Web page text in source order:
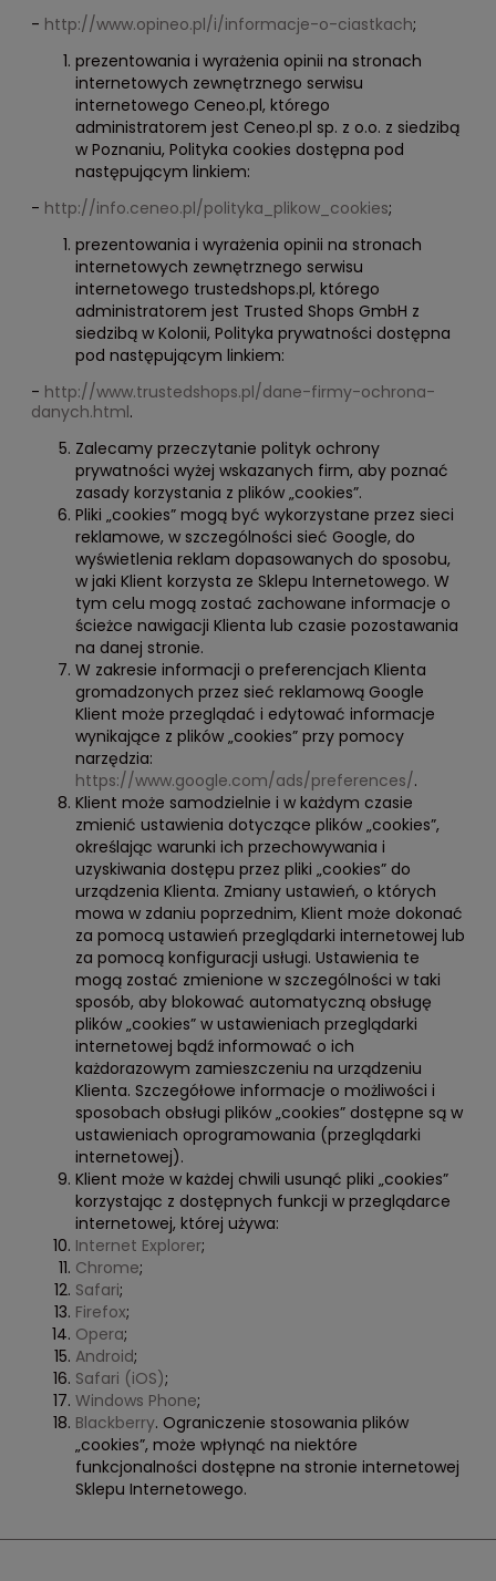
- http://www.opineo.pl/i/informacje-o-ciastkach;
prezentowania i wyrażenia opinii na stronach
internetowych zewnętrznego serwisu
internetowego Ceneo.pl, którego
administratorem jest Ceneo.pl sp. z o.o. z siedzibą
w Poznaniu, Polityka cookies dostępna pod
następującym linkiem:
- http://info.ceneo.pl/polityka_plikow_cookies;
prezentowania i wyrażenia opinii na stronach
internetowych zewnętrznego serwisu
internetowego trustedshops.pl, którego
administratorem jest Trusted Shops GmbH z
siedzibą w Kolonii, Polityka prywatności dostępna
pod następującym linkiem:
- http://www.trustedshops.pl/dane-firmy-ochrona-
danych.html.
Zalecamy przeczytanie polityk ochrony
prywatności wyżej wskazanych firm, aby poznać
zasady korzystania z plików „cookies”.
Pliki „cookies” mogą być wykorzystane przez sieci
reklamowe, w szczególności sieć Google, do
wyświetlenia reklam dopasowanych do sposobu,
w jaki Klient korzysta ze Sklepu Internetowego. W
tym celu mogą zostać zachowane informacje o
ścieżce nawigacji Klienta lub czasie pozostawania
na danej stronie.
W zakresie informacji o preferencjach Klienta
gromadzonych przez sieć reklamową Google
Klient może przeglądać i edytować informacje
wynikające z plików „cookies” przy pomocy
narzędzia:
https://www.google.com/ads/preferences/.
Klient może samodzielnie i w każdym czasie
zmienić ustawienia dotyczące plików „cookies”,
określając warunki ich przechowywania i
uzyskiwania dostępu przez pliki „cookies” do
urządzenia Klienta. Zmiany ustawień, o których
mowa w zdaniu poprzednim, Klient może dokonać
za pomocą ustawień przeglądarki internetowej lub
za pomocą konfiguracji usługi. Ustawienia te
mogą zostać zmienione w szczególności w taki
sposób, aby blokować automatyczną obsługę
plików „cookies” w ustawieniach przeglądarki
internetowej bądź informować o ich
każdorazowym zamieszczeniu na urządzeniu
Klienta. Szczegółowe informacje o możliwości i
sposobach obsługi plików „cookies” dostępne są w
ustawieniach oprogramowania (przeglądarki
internetowej).
Klient może w każdej chwili usunąć pliki „cookies”
korzystając z dostępnych funkcji w przeglądarce
internetowej, której używa:
Internet Explorer;
Chrome;
Safari;
Firefox;
Opera;
Android;
Safari (iOS);
Windows Phone;
Blackberry. Ograniczenie stosowania plików
„cookies”, może wpłynąć na niektóre
funkcjonalności dostępne na stronie internetowej
Sklepu Internetowego.